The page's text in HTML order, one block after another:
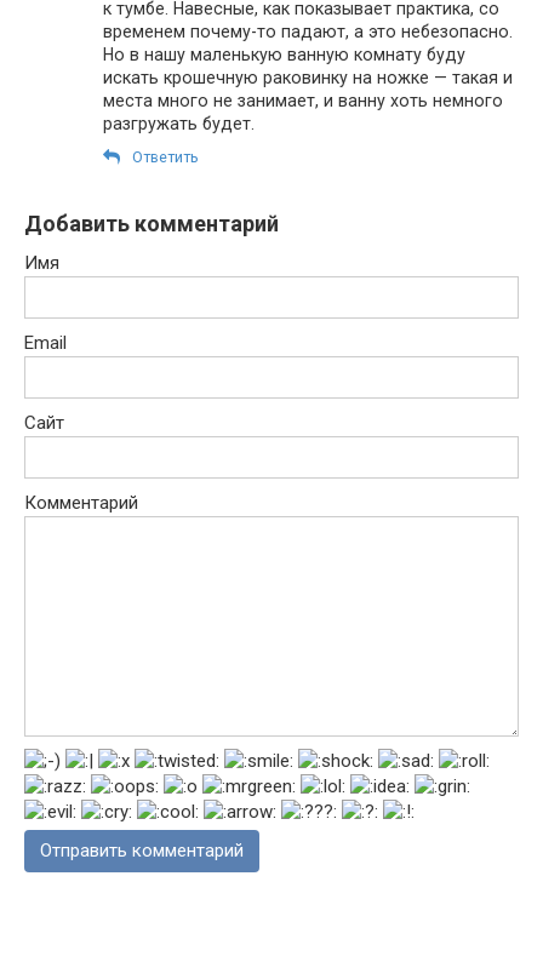
к тумбе. Навесные, как показывает практика, со
временем почему-то падают, а это небезопасно.
Но в нашу маленькую ванную комнату буду
искать крошечную раковинку на ножке — такая и
места много не занимает, и ванну хоть немного
разгружать будет.
Ответить
Добавить комментарий
Имя
Email
Сайт
Комментарий